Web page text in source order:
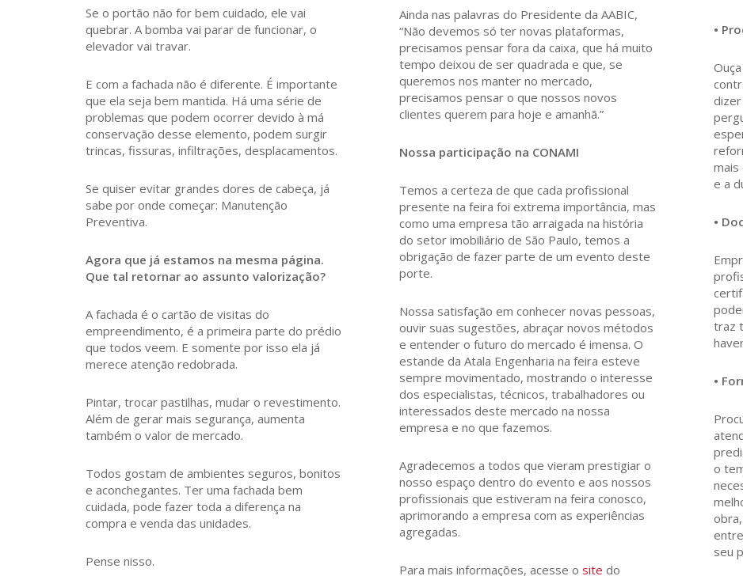
Se o portão não for bem cuidado, ele vai
quebrar. A bomba vai parar de funcionar, o
elevador vai travar.
E com a fachada não é diferente. É importante
que ela seja bem mantida. Há uma série de
problemas que podem ocorrer devido à má
conservação desse elemento, podem surgir
trincas, fissuras, infiltrações, desplacamentos.
Se quiser evitar grandes dores de cabeça, já
sabe por onde começar: Manutenção
Preventiva.
Agora que já estamos na mesma página.
Que tal retornar ao assunto valorização?
A fachada é o cartão de visitas do
empreendimento, é a primeira parte do prédio
que todos veem. E somente por isso ela já
merece atenção redobrada.
Pintar, trocar pastilhas, mudar o revestimento.
Além de gerar mais segurança, aumenta
também o valor de mercado.
Todos gostam de ambientes seguros, bonitos
e aconchegantes. Ter uma fachada bem
cuidada, pode fazer toda a diferença na
compra e venda das unidades.
Pense nisso.
Ainda nas palavras do Presidente da AABIC,
“Não devemos só ter novas plataformas,
precisamos pensar fora da caixa, que há muito
tempo deixou de ser quadrada e que, se
queremos nos manter no mercado,
precisamos pensar o que nossos novos
clientes querem para hoje e amanhã.”
Nossa participação na CONAMI
Temos a certeza de que cada profissional
presente na feira foi extrema importância, mas
como uma empresa tão arraigada na história
do setor imobiliário de São Paulo, temos a
obrigação de fazer parte de um evento deste
porte.
Nossa satisfação em conhecer novas pessoas,
ouvir suas sugestões, abraçar novos métodos
e entender o futuro do mercado é imensa. O
estande da Atala Engenharia na feira esteve
sempre movimentado, mostrando o interesse
dos especialistas, técnicos, trabalhadores ou
interessados deste mercado na nossa
empresa e no que fazemos.
Agradecemos a todos que vieram prestigiar o
nosso espaço dentro do evento e aos nossos
profissionais que estiveram na feira conosco,
aprimorando a empresa com as experiências
agregadas.
Para mais informações, acesse o site do
•
mais
e a
•
traz
•
o
seu